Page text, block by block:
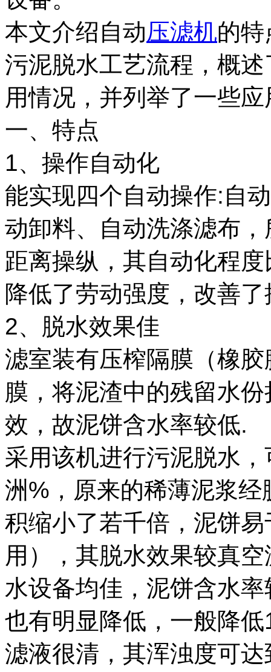
本文介绍自动压滤机的
污泥脱水工艺流程，概
用情况，并列举了一些
一、特点
1、操作自动化
能实现四个自动操作:自
动卸料、自动洗涤滤布
距离操纵，其自动化程
降低了劳动强度，改善
2、脱水效果佳
滤室装有压榨隔膜（橡
膜，将泥渣中的残留水
效，故泥饼含水率较低.
采用该机进行污泥脱水
洲%，原来的稀薄泥浆
积缩小了若千倍，泥饼
用），其脱水效果较真
水设备均佳，泥饼含水
也有明显降低，一般降
滤液很清，其浑浊度可